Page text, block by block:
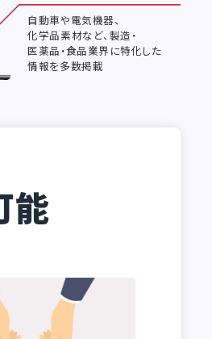
自動車や電気機器、
化学品素材など、製造・
医薬品・食品業界に特化した
情報を多数掲載
能